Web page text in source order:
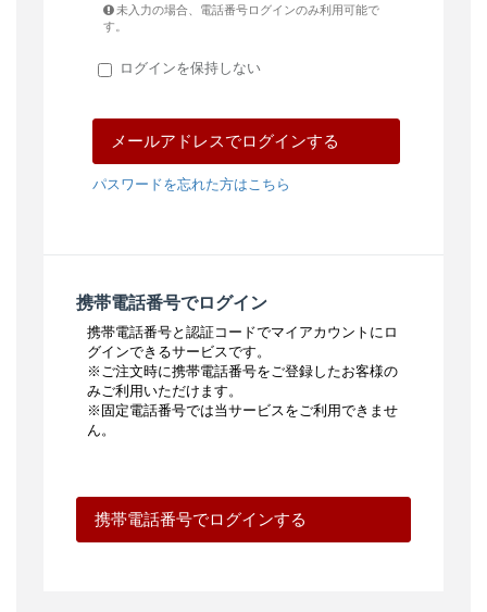
未入力の場合、電話番号ログインのみ利用可能で
す。
ログインを保持しない
ログインする
パスワードを忘れた方はこちら
他の方法でログイン/登録
各アカウントの情報で会員登録をしていただきます
と
お客様の情報の一部を簡単にできるようになりま
す。
電話番号でログイン